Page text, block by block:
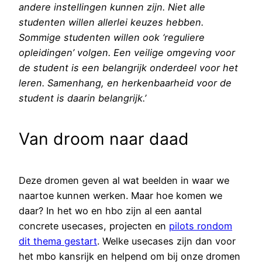
andere instellingen kunnen zijn. Niet alle
studenten willen allerlei keuzes hebben.
Sommige studenten willen ook ‘reguliere
opleidingen’ volgen. Een veilige omgeving voor
de student is een belangrijk onderdeel voor het
leren. Samenhang, en herkenbaarheid voor de
student is daarin belangrijk.’
Van droom naar daad
Deze dromen geven al wat beelden in waar we
naartoe kunnen werken. Maar hoe komen we
daar? In het wo en hbo zijn al een aantal
concrete usecases, projecten en pilots rondom
dit thema gestart. Welke usecases zijn dan voor
het mbo kansrijk en helpend om bij onze dromen